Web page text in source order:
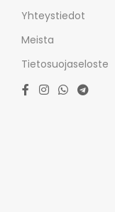
Yhteystiedot
Meista
Tietosuojaseloste